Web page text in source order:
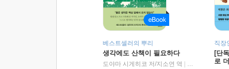
베스트셀러의 뿌리
생각에도 산책이 필요하다
도야마 시게히코 저/지소연 역
알에이치코리
직장
[단
로